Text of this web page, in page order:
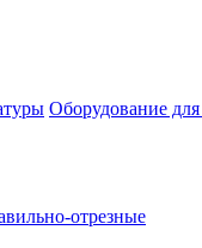
Оборудование
отрезные